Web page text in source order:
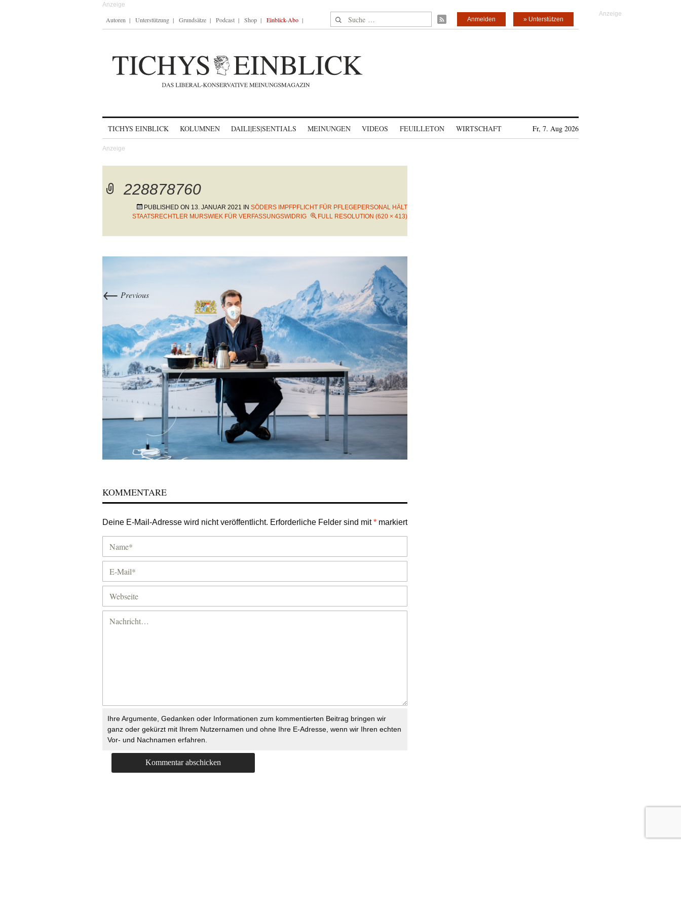
Autoren Unterstützung Grundsätze Podcast Shop Einblick-Abo Suche nach: » Unterstützen
Anmelden
TICHYS EINBLICK KOLUMNEN DAILI|ES|SENTIALS MEINUNGEN VIDEOS FEUILLETON WIRTSCHAFT Fr, 7. Aug 2026
228878760
PUBLISHED ON 13. JANUAR 2021 IN SÖDERS IMPFPFLICHT FÜR PFLEGEPERSONAL HÄLT
STAATSRECHTLER MURSWIEK FÜR VERFASSUNGSWIDRIG
FULL RESOLUTION (620 × 413)
← Previous
KOMMENTARE
Deine E-Mail-Adresse wird nicht veröffentlicht. Erforderliche Felder sind mit* markiert
Ihre Argumente, Gedanken oder Informationen zum kommentierten Beitrag bringen wir
ganz oder gekürzt mit Ihrem Nutzernamen und ohne Ihre E-Adresse, wenn wir Ihren echten
Vor- und Nachnamen erfahren.